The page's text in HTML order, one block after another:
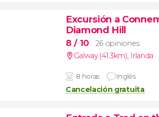
Excursión a
Diamond Hill
8/ 10
26 opiniones
Galway (41.3km), Irlanda
8 horas Inglés
Cancelación gratuita